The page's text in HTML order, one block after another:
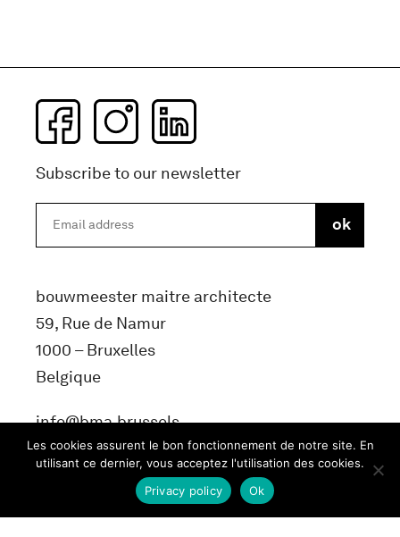
Subscribe to our newsletter
bouwmeester maitre architecte
59, Rue de Namur
1000 – Bruxelles
Belgique
info@bma.brussels
Les cookies assurent le bon fonctionnement de notre site. En
utilisant ce dernier, vous acceptez l'utilisation des cookies.
Ok
Privacy policy